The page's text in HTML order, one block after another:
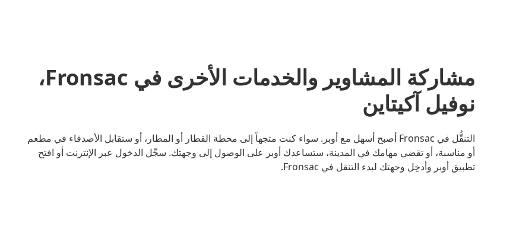
مشاركة المشاوير والخدمات الأخرى في Fronsac،
نوفيل آكيتاين
التنقُّل في Fronsac أصبح أسهل مع أوبر. سواء كنت متجهاً إلى محطة القطار أو المطار، أو ستقابل الأصدقاء في مطعم
أو مناسبة، أو تقضي مهامك في المدينة، ستساعدك أوبر على الوصول إلى وجهتك. سجِّل الدخول عبر الإنترنت أو افتح
تطبيق أوبر وأدخِل وجهتك لبدء التنقل في Fronsac.